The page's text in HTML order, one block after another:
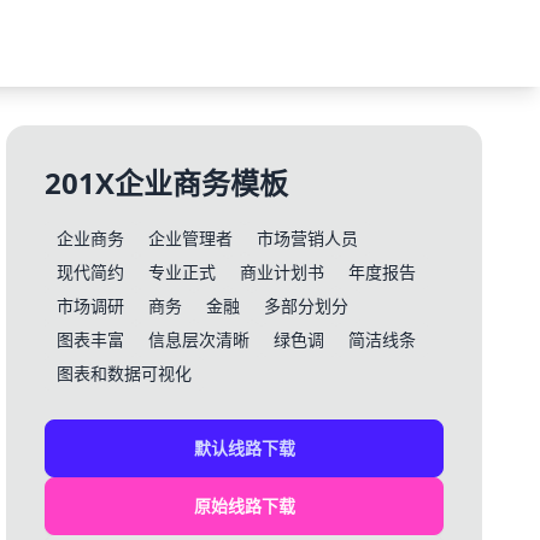
201X企业商务模板
企业商务 企业管理者
市场营销人员
现代简约
专业正式 商业计划书
年度报告
市场调研
商务 金融
多部分划分
图表丰富
信息层次清晰 绿色调
简洁线条
图表和数据可视化
默认线路下载
原始线路下载